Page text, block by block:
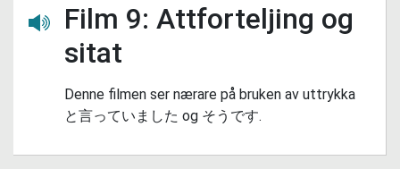
Film 9: Attforteljing og
sitat
Denne filmen ser nærare på bruken av uttrykka
と言っていました og そうです.
Lytt her